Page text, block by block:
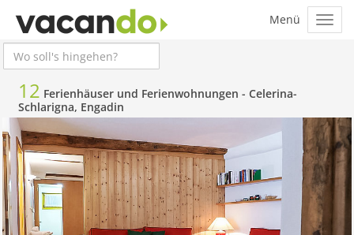
12 Ferienhäuser und Ferienwohnungen - Celerina-
Schlarigna, Engadin